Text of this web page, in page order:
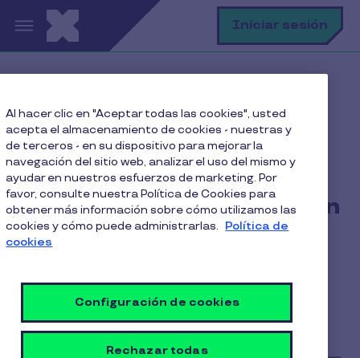
Pasar al contenido principal Iniciar sesión
Alimentación saludable en el trabajo: cómo mejora la
productividad de tu equipo
Alimentación saludable en
el trabajo: cómo mejora la
equipo
5 Min de Lectura 25 Marzo 2026
Al hacer clic en "Aceptar todas las cookies", usted
acepta el almacenamiento de cookies - nuestras y
de terceros - en su dispositivo para mejorar la
navegación del sitio web, analizar el uso del mismo y
ayudar en nuestros esfuerzos de marketing. Por
favor, consulte nuestra Política de Cookies para
obtener más información sobre cómo utilizamos las
cookies y cómo puede administrarlas. Política de
cookies
Configuración de cookies
Rechazar todas